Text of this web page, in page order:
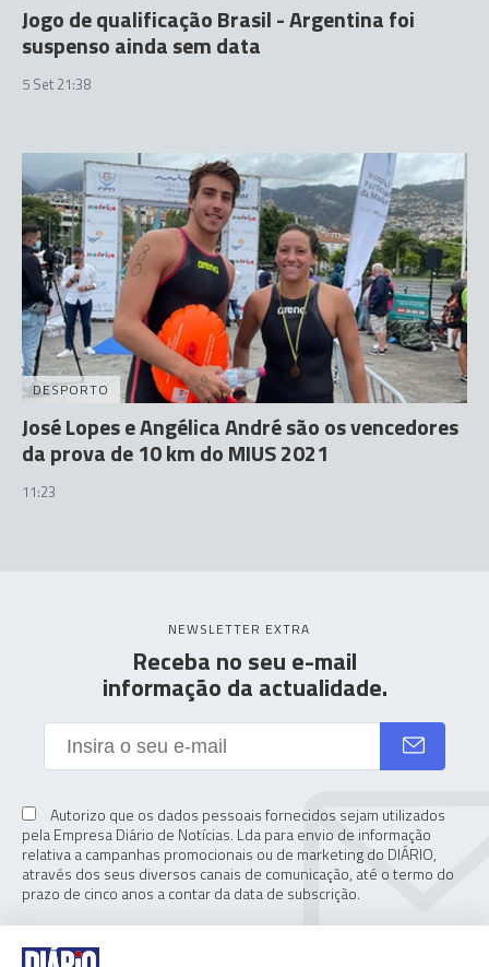
Jogo de qualificação Brasil - Argentina foi
suspenso ainda sem data
5 Set 21:38
DESPORTO
José Lopes e Angélica André são os vencedores
da prova de 10 km do MIUS 2021
11:23
NEWSLETTER EXTRA
Receba no seu e-mail
informação da actualidade.
Autorizo que os dados pessoais fornecidos sejam utilizados
pela Empresa Diário de Notícias. Lda para envio de informação
relativa a campanhas promocionais ou de marketing do DIÁRIO,
através dos seus diversos canais de comunicação, até o termo do
prazo de cinco anos a contar da data de subscrição.